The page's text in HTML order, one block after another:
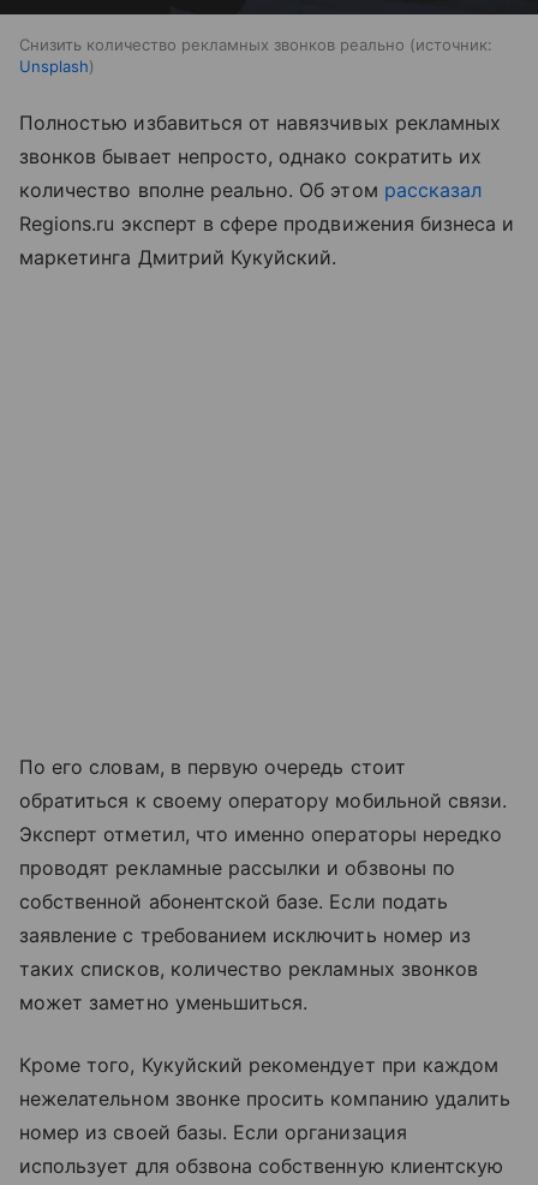
Снизить количество рекламных звонков реально
источник:
Unsplash
Полностью избавиться от навязчивых рекламных
звонков бывает непросто, однако сократить их
количество вполне реально. Об этом рассказал
Regions.ru эксперт в сфере продвижения бизнеса и
маркетинга Дмитрий Кукуйский.
По его словам, в первую очередь стоит
обратиться к своему оператору мобильной связи.
Эксперт отметил, что именно операторы нередко
проводят рекламные рассылки и обзвоны по
собственной абонентской базе. Если подать
заявление с требованием исключить номер из
таких списков, количество рекламных звонков
может заметно уменьшиться.
Кроме того, Кукуйский рекомендует при каждом
нежелательном звонке просить компанию удалить
номер из своей базы. Если организация
использует для обзвона собственную клиентскую